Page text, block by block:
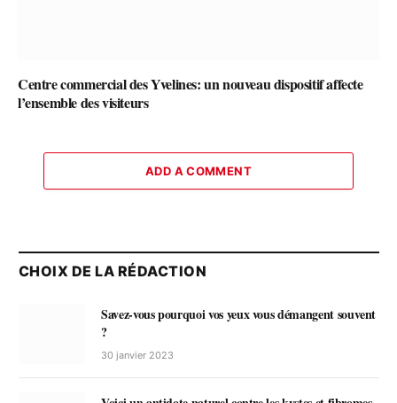
Centre commercial des Yvelines: un nouveau dispositif affecte
l’ensemble des visiteurs
ADD A COMMENT
CHOIX DE LA RÉDACTION
Savez-vous pourquoi vos yeux vous démangent souvent
?
30 janvier 2023